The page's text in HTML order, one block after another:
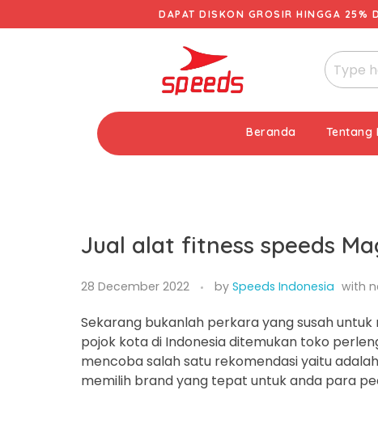
DAPAT DISKON GROSIR HINGGA 25%
Beranda Tentang
Jual alat fitness speeds
28 December 2022 by Speeds Indonesia with
Sekarang bukanlah perkara yang susah
pojok kota di Indonesia ditemukan toko
mencoba salah satu rekomendasi yaitu
memilih brand yang tepat untuk anda para